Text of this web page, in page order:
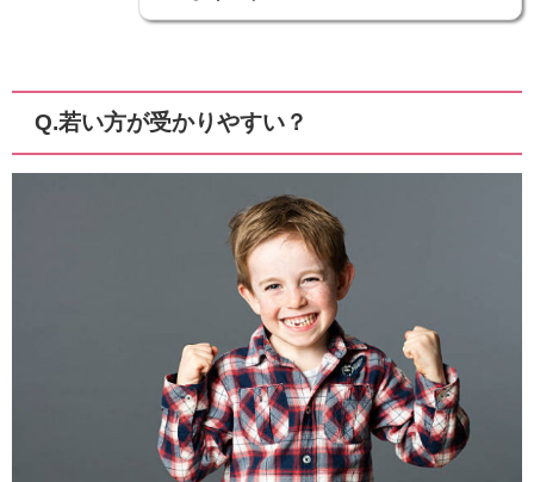
Q.若い方が受かりやすい？